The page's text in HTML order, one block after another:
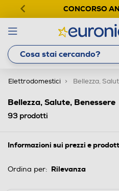
CONCORSO
Elettrodomestici Bellezza,
Bellezza, Salute, Benessere
93prodotti
Informazioni sui prezzi e
Ordina per: